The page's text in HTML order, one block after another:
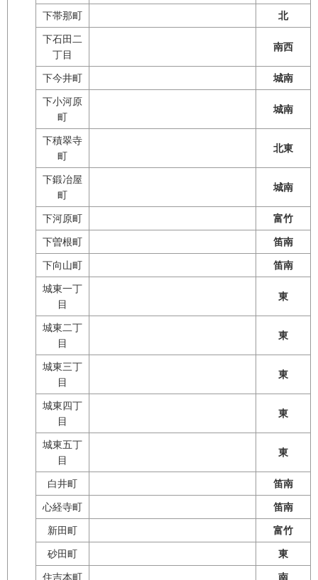
下帯那町 北
下石田二
丁目
南西
下今井町 城南
下小河原
町
城南
下積翠寺
町
北東
下鍛冶屋
町
城南
下河原町 富竹
下曽根町 笛南
下向山町 笛南
城東一丁
目
東
城東二丁
目
東
城東三丁
目
東
城東四丁
目
東
城東五丁
目
東
白井町 笛南
心経寺町 笛南
新田町 富竹
砂田町 東
住吉本町 南